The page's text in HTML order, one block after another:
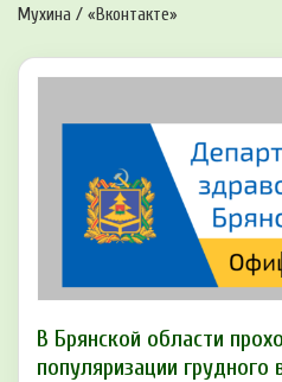
Мухина / «Вконтакте»
В Брянской области
популяризации грудного